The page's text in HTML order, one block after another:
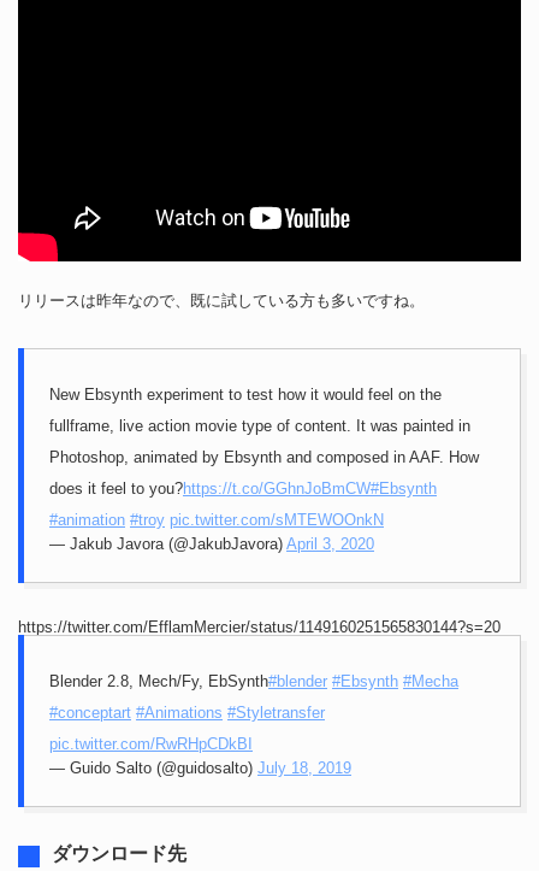
リリースは昨年なので、既に試している方も多いですね。
New Ebsynth experiment to test how it would feel on the
fullframe, live action movie type of content. It was painted in
Photoshop, animated by Ebsynth and composed in AAF. How
does it feel to you?https://t.co/GGhnJoBmCW#Ebsynth
#animation #troy pic.twitter.com/sMTEWOOnkN
— Jakub Javora (@JakubJavora) April 3, 2020
https://twitter.com/EfflamMercier/status/1149160251565830144?s=20
Blender 2.8, Mech/Fy, EbSynth#blender #Ebsynth #Mecha
#conceptart #Animations #Styletransfer
pic.twitter.com/RwRHpCDkBI
— Guido Salto (@guidosalto) July 18, 2019
ダウンロード先